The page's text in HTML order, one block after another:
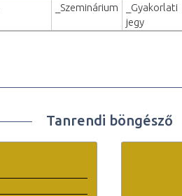
_Szeminárium
_Gyakorlati
jegy
Tanrendi böngésző